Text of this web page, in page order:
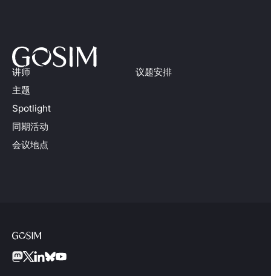
讲师
主题
Spotlight
同期活动
会议地点
议题安排